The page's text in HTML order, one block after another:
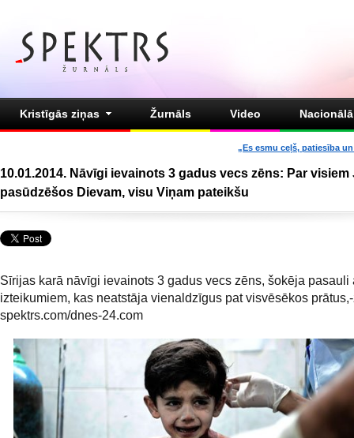
Kristīgās ziņas Žurnāls Video
„Es esmu ceļš, patiesība
10.01.2014. Nāvīgi ievainots 3 gadus vecs zēns: Par visiem
pasūdzēšos Dievam, visu Viņam pateikšu
Sīrijas karā nāvīgi ievainots 3 gadus vecs zēns, šokēja pasauli
izteikumiem, kas neatstāja vienaldzīgus pat visvēsēkos
spektrs.com/dnes-24.com